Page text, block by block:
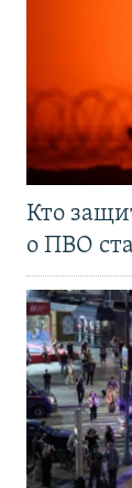
Кто
о ПВО